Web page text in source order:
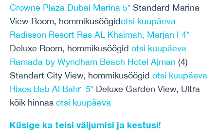
Crowne Plaza Dubai Marina 5* Standard Marina
View Room, hommikusöögidotsi kuupäeva
Radisson Resort Ras AL Khaimah, Marjan I 4*
Deluxe Room, hommikusöögid otsi kuupäeva
Ramada by Wyndham Beach Hotel Ajman (4)
Standart City View, hommikusöögid otsi kuupäeva
Rixos Bab Al Bahr 5* Deluxe Garden View, Ultra
kõik hinnas otsi kuupäeva
Küsige ka teisi väljumisi ja kestusi!